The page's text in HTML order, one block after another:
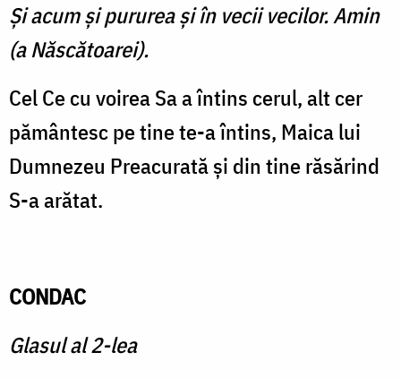
Şi acum şi pururea şi în vecii vecilor. Amin
(a Născătoarei).
Cel Ce cu voirea Sa a întins cerul, alt cer
pământesc pe tine te-a întins, Maica lui
Dumnezeu Preacurată şi din tine răsărind
S-a arătat.
CONDAC
Glasul al 2-lea